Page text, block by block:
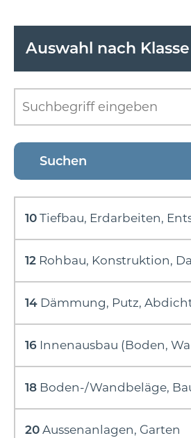
Auswahl nach Klasse
10 Tiefbau, Erdarbeiten,
12 Rohbau, Konstruktion,
14 Dämmung, Putz,
16 Innenausbau (Boden,
18 Boden-/Wandbeläge,
20 Aussenanlagen, Garten